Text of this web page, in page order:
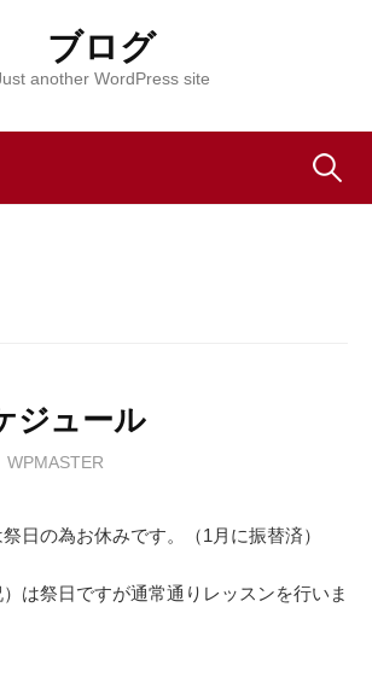
ブログ
another WordPress site
検
ジュール
WPMASTER
日の為お休みです。（1月に振替済）
は祭日ですが通常通りレッスンを行いま